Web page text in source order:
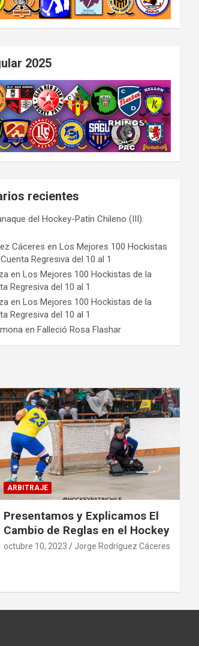
2025
recientes
del Hockey-Patín Chileno (III):
Cáceres enLos Mejores 100 Hockistas
Regresiva del 10 al 1
enLos Mejores 100 Hockistas de la
Regresiva del 10 al 1
enLos Mejores 100 Hockistas de la
Regresiva del 10 al 1
enFalleció Rosa Flashar
ARBITRAJE
Presentamos y Explicamos El
Cambio de Reglas en el Hockey
octubre 10, 2023 Jorge Rodríguez Cáceres